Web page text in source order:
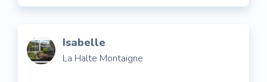
Isabelle
La Halte Montaigne